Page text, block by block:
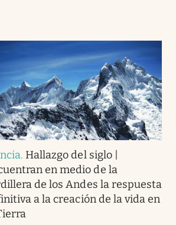
. Hallazgo del siglo |
en medio de la
de los Andes la respuesta
a la creación de la vida en